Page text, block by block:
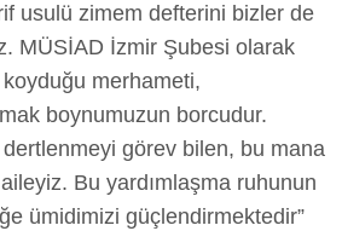
usulü zimem defterini bizler de
MÜSİAD İzmir Şubesi olarak
koyduğu merhameti,
boynumuzun borcudur.
görev bilen, bu mana
Bu yardımlaşma ruhunun
ümidimizi güçlendirmektedir”